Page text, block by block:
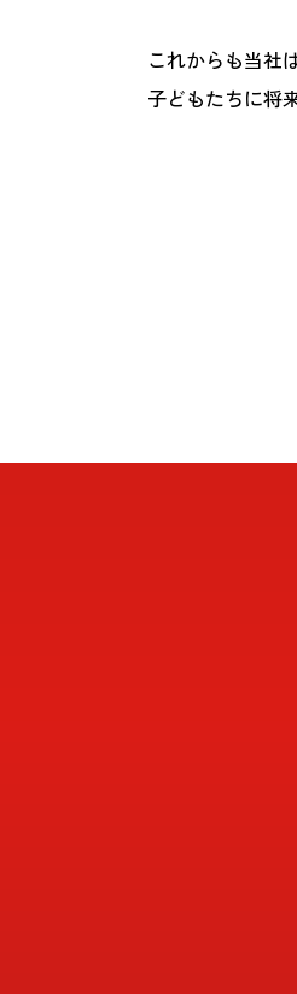
これからも当社
子どもたちに将